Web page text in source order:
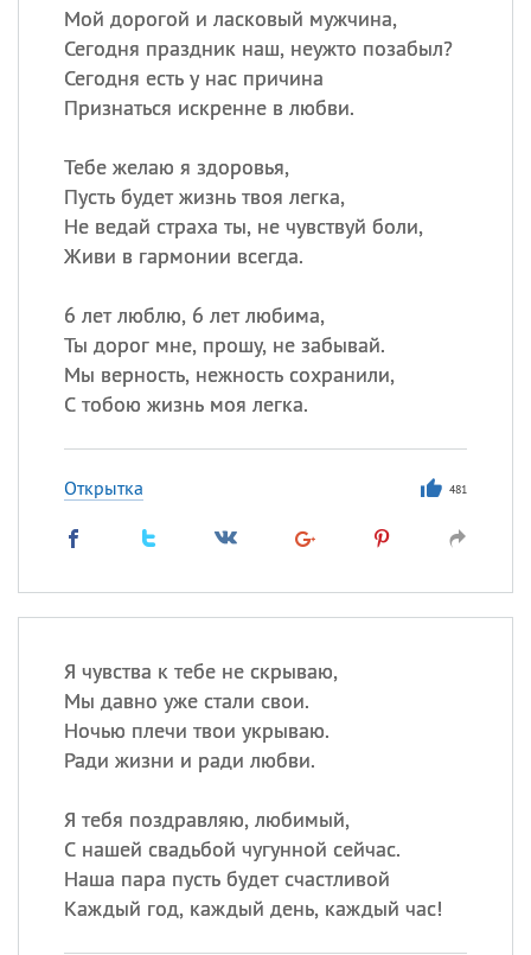
Мой дорогой и ласковый мужчина,
Сегодня праздник наш, неужто позабыл?
Сегодня есть у нас причина
Признаться искренне в любви.
Тебе желаю я здоровья,
Пусть будет жизнь твоя легка,
Не ведай страха ты, не чувствуй боли,
Живи в гармонии всегда.
6 лет люблю, 6 лет любима,
Ты дорог мне, прошу, не забывай.
Мы верность, нежность сохранили,
С тобою жизнь моя легка.
Открытка 481
Я чувства к тебе не скрываю,
Мы давно уже стали свои.
Ночью плечи твои укрываю.
Ради жизни и ради любви.
Я тебя поздравляю, любимый,
С нашей свадьбой чугунной сейчас.
Наша пара пусть будет счастливой
Каждый год, каждый день, каждый час!